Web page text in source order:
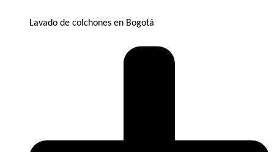
Lavado de colchones en Bogotá